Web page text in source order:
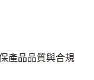
產品品質與合規